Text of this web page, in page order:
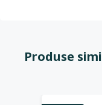
Produse